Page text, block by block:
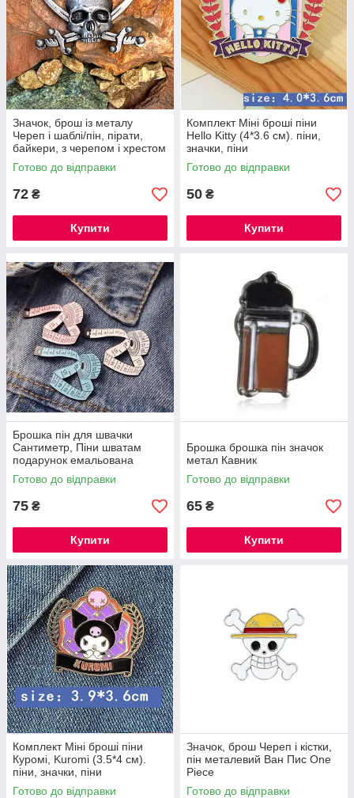
Значок, брош із металу
Череп і шаблі/пін, пірати,
байкери, з черепом і хрестом
у формі мечів
Готово до відправки
72 ₴
Купити
Комплект Міні броші піни
Hello Kitty (4*3.6 см). піни,
значки, піни
Готово до відправки
50 ₴
Купити
Брошка пін для швачки
Сантиметр, Піни шватам
подарунок емальована
брошка
Готово до відправки
75 ₴
Купити
Брошка брошка пін значок
метал Кавник
Готово до відправки
65 ₴
Купити
Комплект Міні броші піни
Куромі, Kuromi (3.5*4 см).
піни, значки, піни
Готово до відправки
Значок, брош Череп і кістки,
пін металевий Ван Пис One
Piece
Готово до відправки